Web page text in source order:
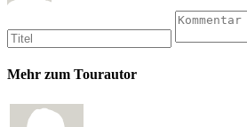
Mehr zum Tourautor